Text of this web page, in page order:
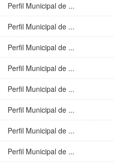
Perfil Municipal de ...
Perfil Municipal de ...
Perfil Municipal de ...
Perfil Municipal de ...
Perfil Municipal de ...
Perfil Municipal de ...
Perfil Municipal de ...
Perfil Municipal de ...